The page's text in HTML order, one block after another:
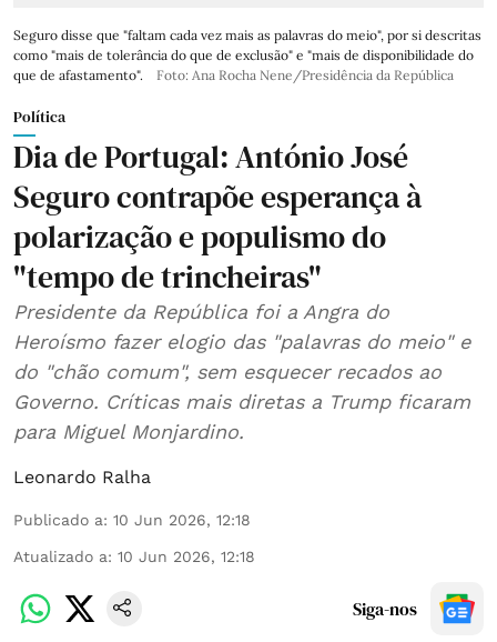
Seguro disse que "faltam cada vez mais as palavras do meio", por si descritas
como "mais de tolerância do que de exclusão" e "mais de disponibilidade do
que de afastamento".
Foto: Ana Rocha Nene/Presidência da República
Política
Dia de Portugal: António José
Seguro contrapõe esperança à
polarização e populismo do
"tempo de trincheiras"
Presidente da República foi a Angra do
Heroísmo fazer elogio das "palavras do meio" e
do "chão comum", sem esquecer recados ao
Governo. Críticas mais diretas a Trump ficaram
para Miguel Monjardino.
Leonardo Ralha
Publicado a: 10 Jun 2026, 12:18
Atualizado a: 10 Jun 2026, 12:18
Siga-nos